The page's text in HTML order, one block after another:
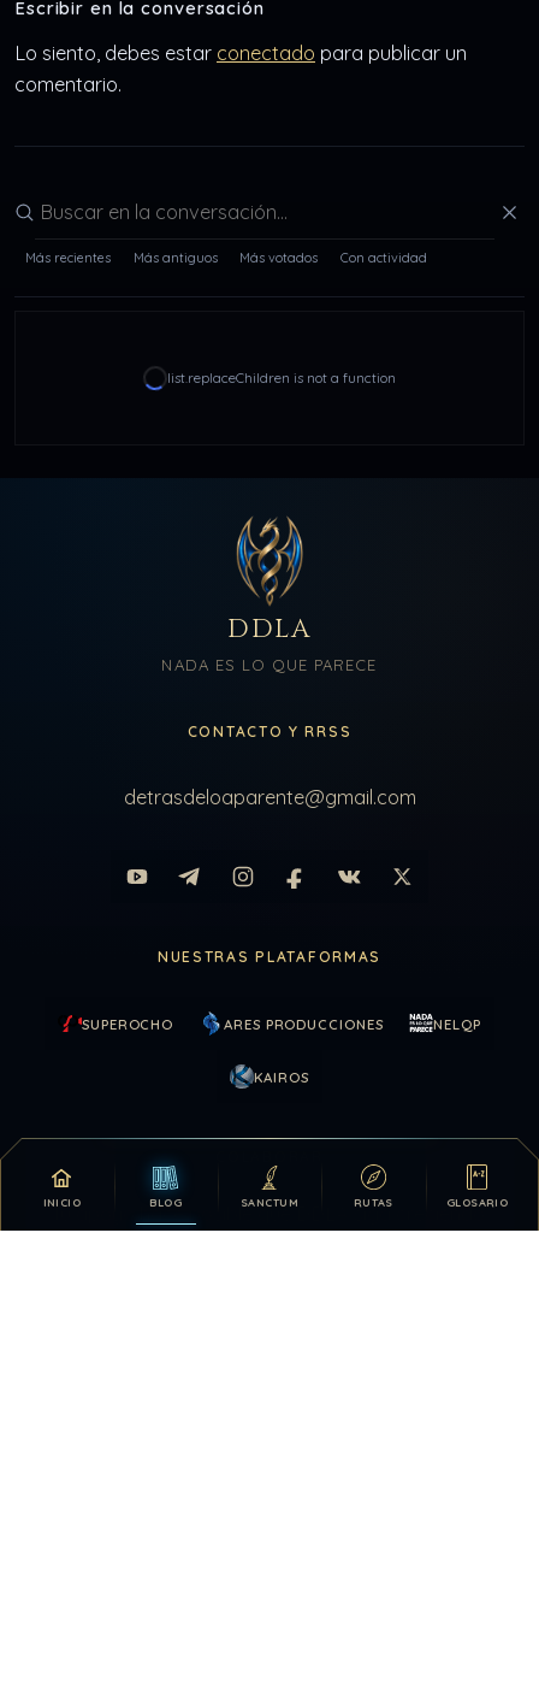
INICIO BLOG SANCTUM RUTAS GLOSARIO
Escribir en la conversación
Lo siento, debes estar conectado para publicar un
comentario.
Buscar en la conversación
Más recientes Más antiguos Más votados Con actividad
list.replaceChildren is not a function
DDLA
NADA ES LO QUE PARECE
CONTACTO Y RRSS
detrasdeloaparente@gmail.com
NUESTRAS PLATAFORMAS
SUPEROCHO ARES PRODUCCIONES NELQP
KAIROS
Tu apoyo hace posible que DDLA siga creciendo.